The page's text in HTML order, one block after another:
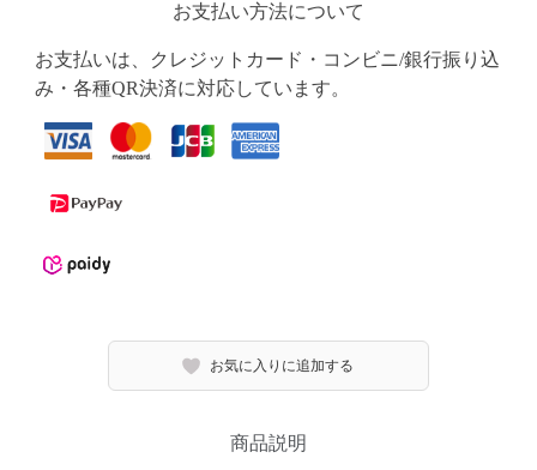
お支払い方法について
お支払いは、クレジットカード・コンビニ/銀行振り込
み・各種QR決済に対応しています。
お気に入りに追加する
商品説明